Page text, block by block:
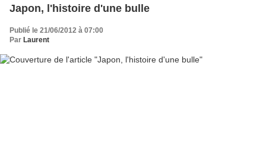
Japon, l'histoire d'une bulle
Publié le 21/06/2012 à 07:00
Par Laurent